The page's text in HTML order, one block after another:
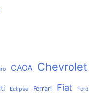
CAOA Chevrolet
Eclipse Ferrari Fiat Ford